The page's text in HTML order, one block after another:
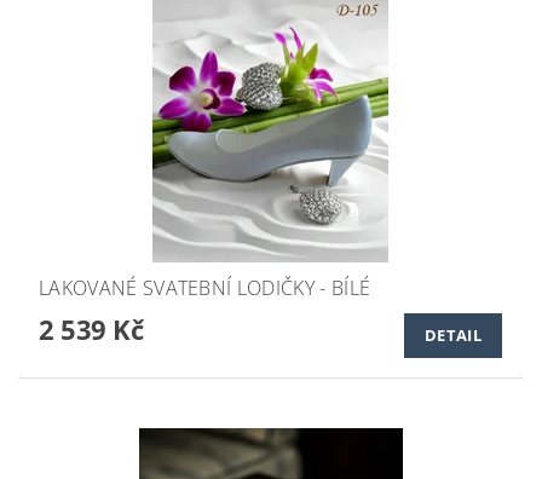
LAKOVANÉ SVATEBNÍ LODIČKY - BÍLÉ
2 539 Kč DETAIL